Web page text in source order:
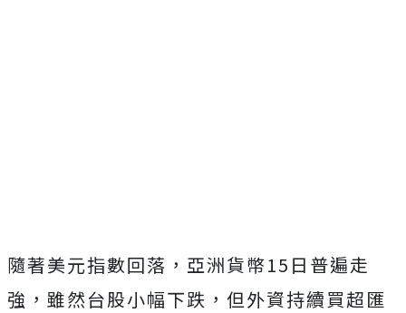
隨著美元指數回落，亞洲貨幣15日普遍走
強，雖然台股小幅下跌，但外資持續買超匯